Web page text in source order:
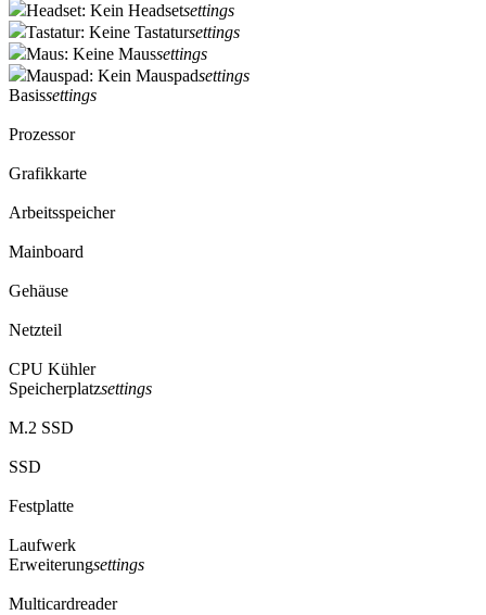
Headset: Kein Headsetsettings
Tastatur: Keine Tastatursettings
Maus: Keine Maussettings
Mauspad: Kein Mauspadsettings
Basissettings
Prozessor
Grafikkarte
Arbeitsspeicher
Mainboard
Gehäuse
Netzteil
CPU Kühler
Speicherplatzsettings
M.2 SSD
SSD
Festplatte
Laufwerk
Erweiterungsettings
Multicardreader